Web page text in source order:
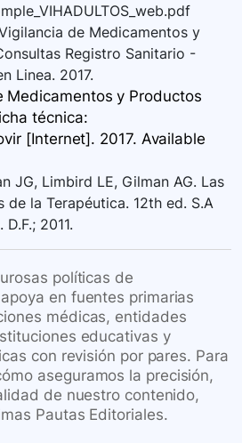
de Medicamentos y
Registro Sanitario -
Linea. 2017.
Medicamentos y Productos
técnica:
[Internet]. 2017. Available
JG, Limbird LE, Gilman AG. Las
de la Terapéutica. 12th ed. S.A
2011.
políticas de
en fuentes primarias
médicas, entidades
educativas y
con revisión por pares. Para
aseguramos la precisión,
de nuestro contenido,
Pautas Editoriales.